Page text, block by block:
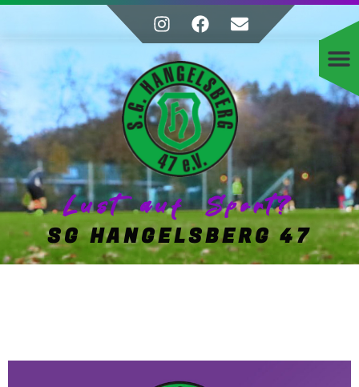
Lust auf Sport?
SG HANGELSBERG 47